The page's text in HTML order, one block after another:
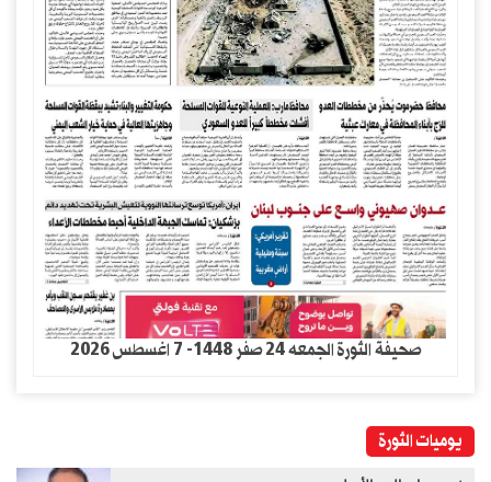
صحيفة الثورة الجمعه 24 صفر 1448- 7 اغسطس 2026
يوميات الثورة